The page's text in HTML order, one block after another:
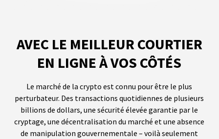
AVEC LE MEILLEUR COURTIER
EN LIGNE À VOS CÔTÉS
Le marché de la crypto est connu pour être le plus
perturbateur. Des transactions quotidiennes de plusieurs
billions de dollars, une sécurité élevée garantie par le
cryptage, une décentralisation du marché et une absence
de manipulation gouvernementale – voilà seulement